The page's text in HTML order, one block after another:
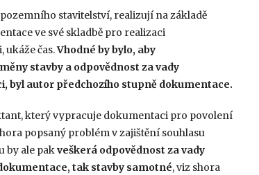
stavitelství, realizují na základě
ve své skladbě pro realizaci
ukáže čas.Vhodné by bylo, aby
stavby a odpovědnost za vady
byl autor předchozího stupně dokumentace.
který vypracuje dokumentaci pro povolení
popsaný problém v zajištění souhlasu
by ale pakveškerá odpovědnost za vady
tak stavby samotné, viz shora